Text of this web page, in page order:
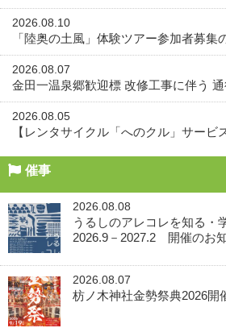
2026.08.10
「陸奥の土風」体験ツアー参加者募集
2026.08.07
金田一温泉郷歓迎標 改修工事に伴う
2026.08.05
【レンタサイクル「へのクル」サービ
催事
2026.08.08
うるしのアレコレを知る・
2026.9－2027.2 開催のお
2026.08.07
枋ノ木神社金勢祭典2026開